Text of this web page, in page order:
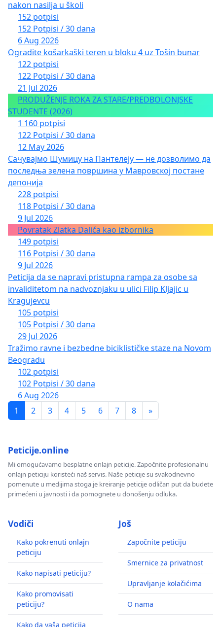
nakon nasilja u školi
152 potpisi
152 Potpisi / 30 dana
6 Aug 2026
Ogradite košarkaški teren u bloku 4 uz Tošin bunar
122 potpisi
122 Potpisi / 30 dana
21 Jul 2026
PRODUŽENJE ROKA ZA STARE/PREDBOLONJSKE
STUDENTE (2026)
1 160 potpisi
122 Potpisi / 30 dana
12 May 2026
Сачувајмо Шумицу на Пантелеју — не дозволимо да
последња зелена површина у Мавровској постане
депонија
228 potpisi
118 Potpisi / 30 dana
9 Jul 2026
Povratak Zlatka Dalića kao izbornika
149 potpisi
116 Potpisi / 30 dana
9 Jul 2026
Peticija da se napravi pristupna rampa za osobe sa
invaliditetom na nadvoznjaku u ulici Filip Kljajic u
Kragujevcu
105 potpisi
105 Potpisi / 30 dana
29 Jul 2026
Tražimo ravne i bezbedne biciklističke staze na Novom
Beogradu
102 potpisi
102 Potpisi / 30 dana
6 Aug 2026
1
2 3 4 5 6 7 8 »
Peticije.online
Mi omogućavamo besplatne onlajn peticije. Započnite profesionalnu
onlajn peticiju koristeći naš servis. Naše peticije su svakodnevno
pomenute u medijima stoga je kreiranje peticije odličan put da budete
primećeni u javnosti i da pomognete u donošenju odluka.
Vodiči
Kako pokrenuti onlajn
peticiju
Kako napisati peticiju?
Kako promovisati
peticiju?
Kako da vaša peticija
Još
Započnite peticiju
Smernice za privatnost
Upravljanje kolačićima
O nama